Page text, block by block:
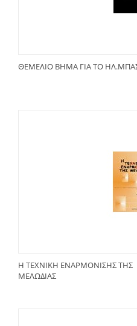
ΘΕΜΕΛΙΟ ΒΗΜΑ ΓΙΑ ΤΟ
Η ΤΕΧΝΙΚΗ ΕΝΑΡΜΟΝΙΣΗΣ ΤΗΣ
ΜΕΛΩΔΙΑΣ